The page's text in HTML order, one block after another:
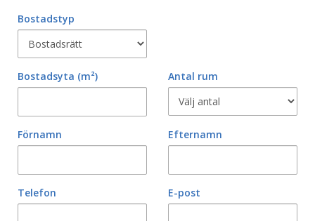
Bostadstyp
Bostadsyta (m²) Antal rum
Förnamn Efternamn
Telefon E-post